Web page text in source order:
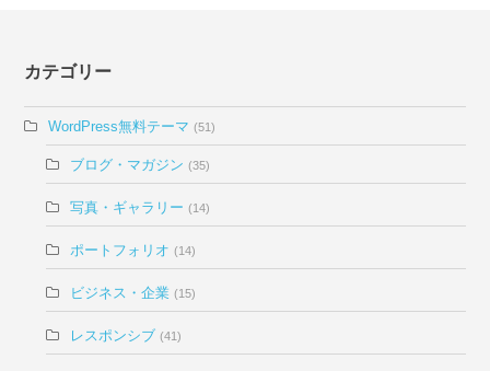
カテゴリー
WordPress無料テーマ (51)
ブログ・マガジン (35)
写真・ギャラリー (14)
ポートフォリオ (14)
ビジネス・企業 (15)
レスポンシブ (41)